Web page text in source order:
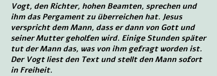
Vogt, den Richter, hohen Beamten, sprechen und
ihm das Pergament zu überreichen hat. Jesus
verspricht dem Mann, dass er dann von Gott und
seiner Mutter geholfen wird. Einige Stunden später
tut der Mann das, was von ihm gefragt worden ist.
Der Vogt liest den Text und stellt den Mann sofort
in Freiheit.